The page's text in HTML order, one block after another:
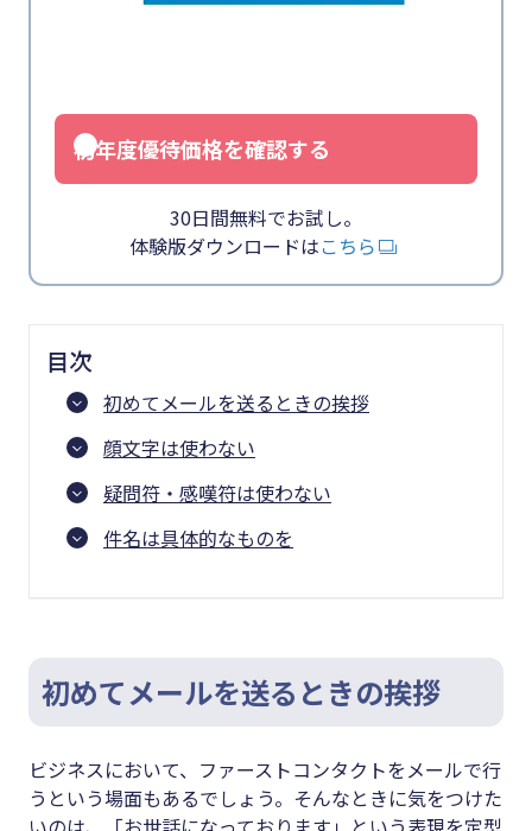
初年度優待価格を確認する
30日間無料でお試し。
体験版ダウンロードはこちら
目次
初めてメールを送るときの挨拶
顔文字は使わない
疑問符・感嘆符は使わない
件名は具体的なものを
初めてメールを送るときの挨拶
ビジネスにおいて、ファーストコンタクトをメールで行
うという場面もあるでしょう。そんなときに気をつけた